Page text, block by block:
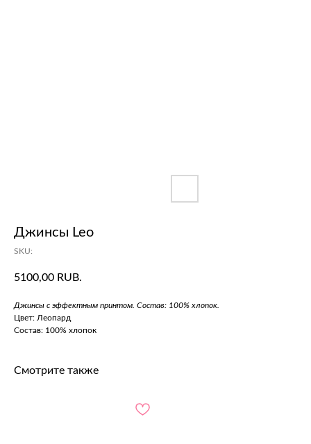
Джинсы Leo
SKU:
5100,00 RUB.
Джинсы с эффектным принтом. Состав: 100% хлопок.
Цвет: Леопард
Состав: 100% хлопок
Смотрите также